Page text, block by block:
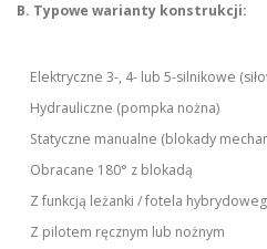
B. Typowe warianty konstrukcji:
Elektryczne 3-, 4- lub 5-silnikowe
Hydrauliczne (pompka nożna)
Statyczne manualne (blokady
Obracane 180° z blokadą
Z funkcją leżanki / fotela
Z pilotem ręcznym lub nożnym